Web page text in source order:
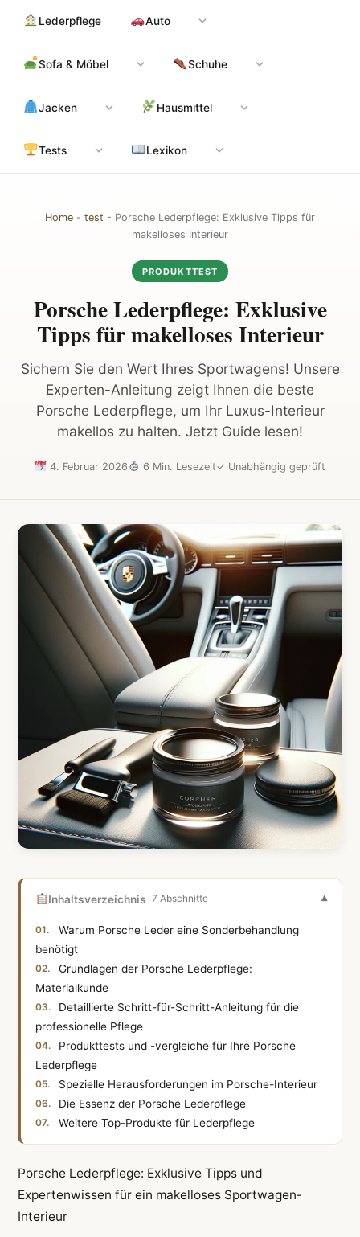
Inhalt
Lederpflege Auto
Sofa & Möbel Schuhe
Jacken Hausmittel
Tests Lexikon
Home - test - Porsche Lederpflege: Exklusive Tipps für
makelloses Interieur
PRODUKTTEST
Porsche Lederpflege: Exklusive
Tipps für makelloses Interieur
Sichern Sie den Wert Ihres Sportwagens! Unsere
Experten-Anleitung zeigt Ihnen die beste
Porsche Lederpflege, um Ihr Luxus-Interieur
makellos zu halten. Jetzt Guide lesen!
4. Februar 2026 6 Min. Lesezeit✓ Unabhängig geprüft
Inhaltsverzeichnis 7 Abschnitte
Warum Porsche Leder eine Sonderbehandlung
benötigt
Grundlagen der Porsche Lederpflege:
Materialkunde
Detaillierte Schritt-für-Schritt-Anleitung für die
professionelle Pflege
Produkttests und -vergleiche für Ihre Porsche
Lederpflege
Spezielle Herausforderungen im Porsche-Interieur
Die Essenz der Porsche Lederpflege
Weitere Top-Produkte für Lederpflege
Porsche Lederpflege: Exklusive Tipps und
Expertenwissen für ein makelloses Sportwagen-
Interieur